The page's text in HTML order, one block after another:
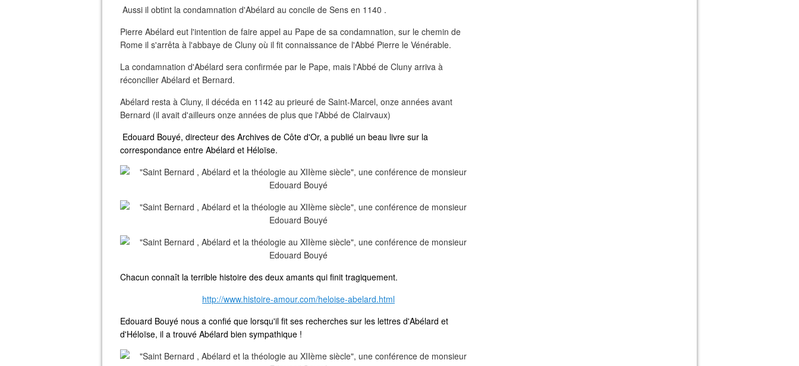
Aussi il obtint la condamnation d'Abélard au concile de Sens en 1140 .
Pierre Abélard eut l'intention de faire appel au Pape de sa condamnation, sur le chemin de
Rome il s'arrêta à l'abbaye de Cluny où il fit connaissance de l'Abbé Pierre le Vénérable.
La condamnation d'Abélard sera confirmée par le Pape, mais l'Abbé de Cluny arriva à
réconcilier Abélard et Bernard.
Abélard resta à Cluny, il décéda en 1142 au prieuré de Saint-Marcel, onze années avant
Bernard (il avait d'ailleurs onze années de plus que l'Abbé de Clairvaux)
Edouard Bouyé, directeur des Archives de Côte d'Or, a publié un beau livre sur la
correspondance entre Abélard et Héloïse.
Chacun connaît la terrible histoire des deux amants qui finit tragiquement.
http://www.histoire-amour.com/heloise-abelard.html
Edouard Bouyé nous a confié que lorsqu'il fit ses recherches sur les lettres d'Abélard et
d'Héloïse, il a trouvé Abélard bien sympathique !